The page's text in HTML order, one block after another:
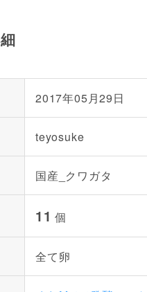
2017年05月29日
teyosuke
国産_クワガタ
11 個
全て卵